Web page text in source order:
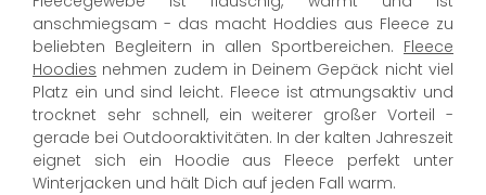
anschmiegsam - das macht Hoddies aus Fleece zu
beliebten Begleitern in allen Sportbereichen. Fleece
Hoodies nehmen zudem in Deinem Gepäck nicht viel
Platz ein und sind leicht. Fleece ist atmungsaktiv und
trocknet sehr schnell, ein weiterer großer Vorteil -
gerade bei Outdooraktivitäten. In der kalten Jahreszeit
eignet sich ein Hoodie aus Fleece perfekt unter
Winterjacken und hält Dich auf jeden Fall warm.